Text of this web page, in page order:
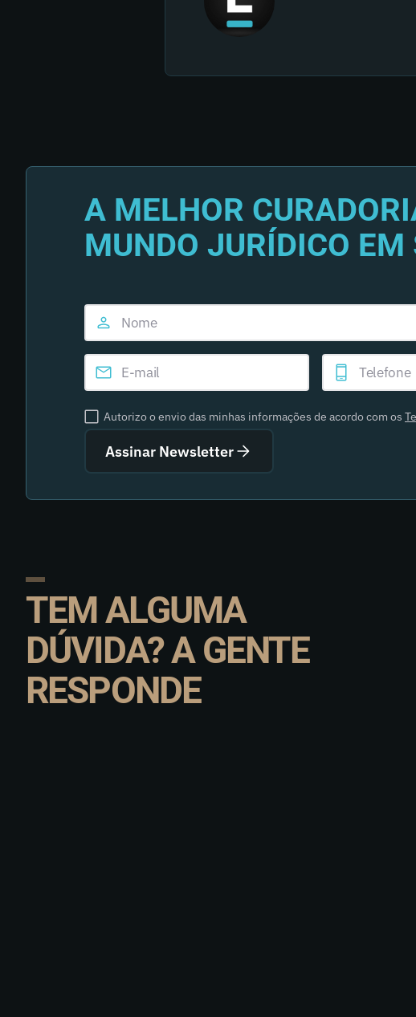
A MELHOR
MUNDO JURÍDICO
Autorizo o envio das minhas informações de acordo com os
Assinar Newsletter
TEM ALGUMA
DÚVIDA? A GENTE
RESPONDE